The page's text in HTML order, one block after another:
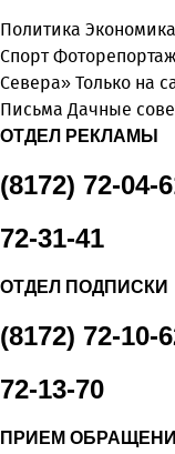
Политика Экономика
Спорт Фоторепортаж
Севера» Только на
Письма Дачные
ОТДЕЛ РЕКЛАМЫ
(8172) 72-04-
72-31-41
ОТДЕЛ ПОДПИСКИ
(8172) 72-10-
72-13-70
ПРИЕМ